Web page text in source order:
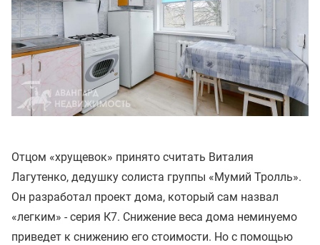
Отцом «хрущевок» принято считать Виталия
Лагутенко, дедушку солиста группы «Мумий Тролль».
Он разработал проект дома, который сам назвал
«легким» - серия К7. Снижение веса дома неминуемо
приведет к снижению его стоимости. Но с помощью